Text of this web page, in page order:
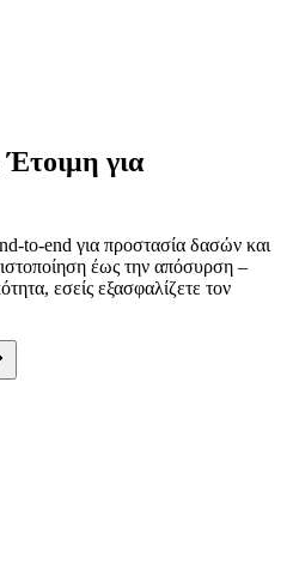
για
to-end για προστασία δασών και
έως την απόσυρση –
εσείς εξασφαλίζετε τον